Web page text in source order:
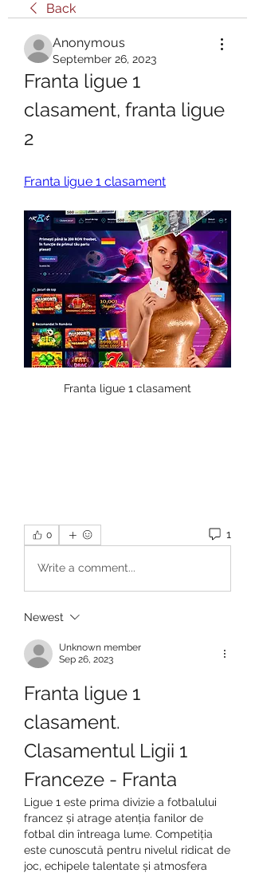
Back
Anonymous
September 26, 2023
Franta ligue 1
clasament, franta ligue
2
Franta ligue 1 clasament
Franta ligue 1 clasament
0 1
Write a comment...
Newest
Unknown member
Sep 26, 2023
Franta ligue 1
clasament.
Clasamentul Ligii 1
Franceze - Franta
Ligue 1 este prima divizie a fotbalului
francez și atrage atenția fanilor de
fotbal din întreaga lume. Competiția
este cunoscută pentru nivelul ridicat de
joc, echipele talentate și atmosfera